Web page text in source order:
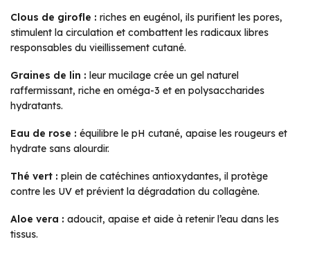
Clous de girofle : riches en eugénol, ils purifient les pores,
stimulent la circulation et combattent les radicaux libres
responsables du vieillissement cutané.
Graines de lin : leur mucilage crée un gel naturel
raffermissant, riche en oméga-3 et en polysaccharides
hydratants.
Eau de rose : équilibre le pH cutané, apaise les rougeurs et
hydrate sans alourdir.
Thé vert : plein de catéchines antioxydantes, il protège
contre les UV et prévient la dégradation du collagène.
Aloe vera : adoucit, apaise et aide à retenir l’eau dans les
tissus.